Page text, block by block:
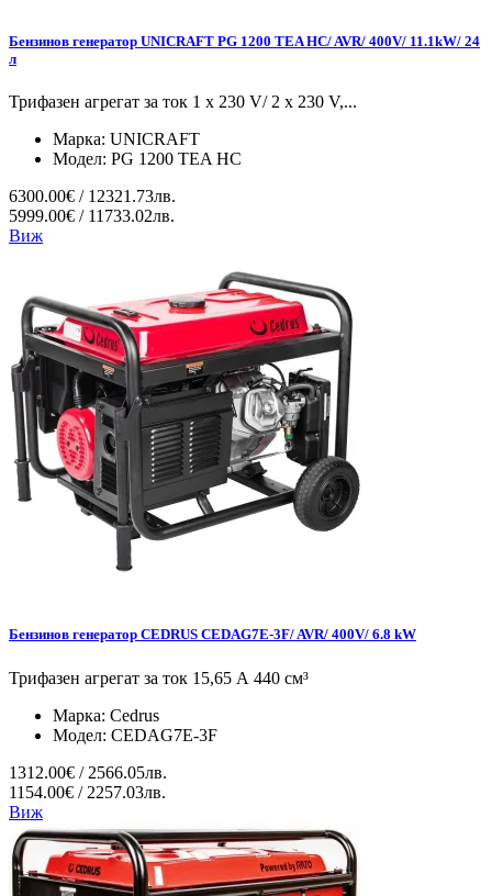
Бензинов генератор UNICRAFT PG 1200 TEA HC/ AVR/ 400V/ 11.1kW/ 24
л
Трифазен агрегат за ток 1 x 230 V/ 2 x 230 V,...
Марка: UNICRAFT
Модел: PG 1200 TEA HC
6300.00€ / 12321.73лв.
5999.00€ / 11733.02лв.
Виж
Бензинов генератор CEDRUS CEDAG7E-3F/ AVR/ 400V/ 6.8 kW
Трифазен агрегат за ток 15,65 А 440 см³
Марка: Cedrus
Модел: CEDAG7E-3F
1312.00€ / 2566.05лв.
1154.00€ / 2257.03лв.
Виж